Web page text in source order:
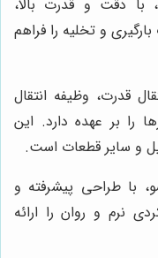
با دقت و قدرت بالا،
و تخلیه را فراهم
قدرت، وظیفه انتقال
را بر عهده دارد. این
و سایر قطعات است.
با طراحی پیشرفته و
نرم و روان را ارائه